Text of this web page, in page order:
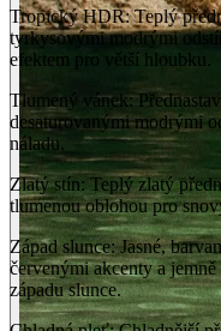
Tropický HDR: Teplý
tyrkysovými modrými
efektem pro větší hloubku.
Tlumený vánek:
desaturovanými modrými
náladu.
Zlatý stín: Teplý zlatý
tlumenou oblohou pro
Západ slunce: Jasné,
červenými akcenty a
západu slunce.